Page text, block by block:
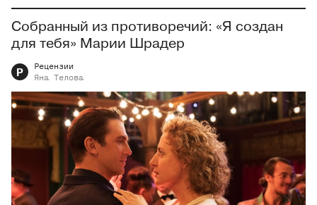
Собранный из противоречий: «Я создан
для тебя» Марии Шрадер
Р
Рецензии
Яна Телова